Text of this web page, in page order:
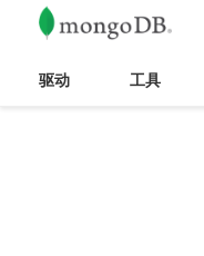
驱动 工具